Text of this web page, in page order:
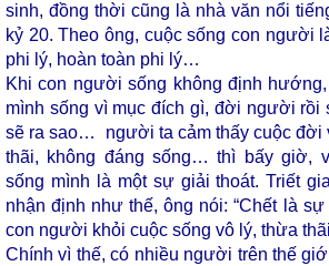
sinh, đồng thời cũng là nhà văn nổi
kỷ 20. Theo ông, cuộc sống con người
phi lý, hoàn toàn phi lý…
Khi con người sống không định
mình sống vì mục đích gì, đời người rồi
sẽ ra sao… người ta cảm thấy cuộc đời
thãi, không đáng sống… thì bấy giờ,
sống mình là một sự giải thoát. Triết
nhận định như thế, ông nói: “Chết là sự
con người khỏi cuộc sống vô lý, thừa
Chính vì thế, có nhiều người trên thế